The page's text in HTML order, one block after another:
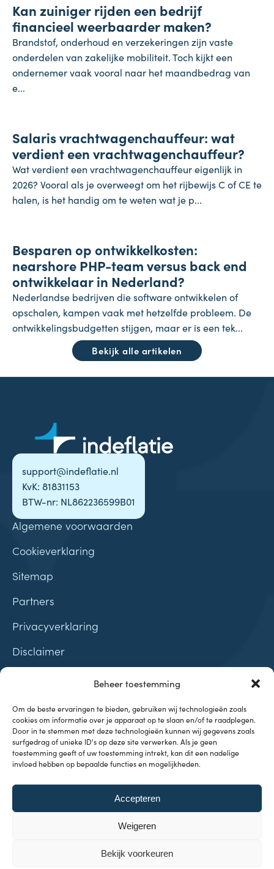
Beheer toestemming
Om de beste ervaringen te bieden, gebruiken wij technologieën zoals
cookies om informatie over je apparaat op te slaan en/of te raadplegen.
Door in te stemmen met deze technologieën kunnen wij gegevens zoals
surfgedrag of unieke ID's op deze site verwerken. Als je geen
toestemming geeft of uw toestemming intrekt, kan dit een nadelige
invloed hebben op bepaalde functies en mogelijkheden.
Accepteren
Weigeren
Bekijk voorkeuren
28 juli 2026
Kan zuiniger rijden een bedrijf
financieel weerbaarder maken?
Brandstof, onderhoud en verzekeringen zijn vaste
onderdelen van zakelijke mobiliteit. Toch kijkt een
ondernemer vaak vooral naar het maandbedrag van
e...
27 juli 2026
Salaris vrachtwagenchauffeur: wat
verdient een vrachtwagenchauffeur?
Wat verdient een vrachtwagenchauffeur eigenlijk in
2026? Vooral als je overweegt om het rijbewijs C of CE te
halen, is het handig om te weten wat je p...
24 juli 2026
Besparen op ontwikkelkosten:
nearshore PHP-team versus back end
ontwikkelaar in Nederland?
Nederlandse bedrijven die software ontwikkelen of
opschalen, kampen vaak met hetzelfde probleem. De
ontwikkelingsbudgetten stijgen, maar er is een tek...
Bekijk alle artikelen
support@indeflatie.nl
KvK: 81831153
BTW-nr: NL862236599B01
Algemene voorwaarden
Cookieverklaring
Sitemap
Partners
Privacyverklaring
Disclaimer
Onderwerpen
Investeren & Beleggen